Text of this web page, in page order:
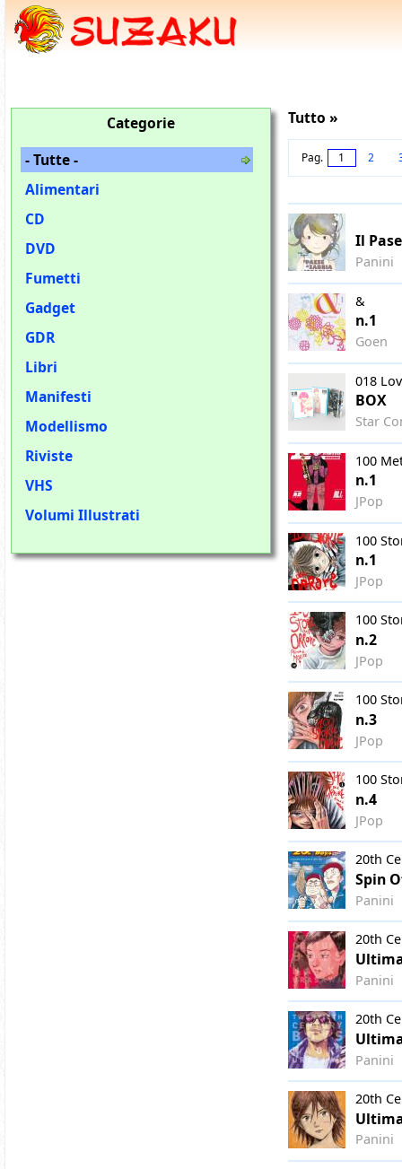
Tutto »
Pag. 1 2
Il
Panini
&
n.1
Goen
018
BOX
Star
100
n.1
JPop
100
n.1
JPop
100
n.2
JPop
100
n.3
JPop
100
n.4
JPop
20th
Spin
Panini
20th
Panini
20th
Panini
20th
Panini
Categorie
- Tutte -
Alimentari
CD
DVD
Fumetti
Gadget
GDR
Libri
Manifesti
Modellismo
Riviste
VHS
Volumi Illustrati